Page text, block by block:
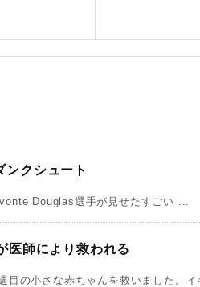
ンクシュート
Douglas選手が見せたすごい ...
医師により救われる
目の小さな赤ちゃんを救いました。イ